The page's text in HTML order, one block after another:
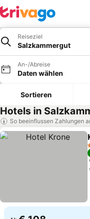
Reiseziel
Salzkammergut
An-/Abreise
Daten wählen
Sortieren
Hotels in
So beeinflussen Zahlungen